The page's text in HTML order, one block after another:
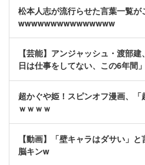
松本人志が流行らせた言葉一覧が
wwwwwwwwwwwwwww
【芸能】アンジャッシュ・渡部
日は仕事をしてない、この6年間」
超かぐや姫！スピンオフ漫画、
ｗｗｗｗ
【動画】「壁キャラはダサい」
脳キンw